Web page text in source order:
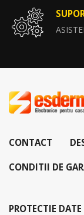
CONTACT
CONDITII DE
PROTECTIE